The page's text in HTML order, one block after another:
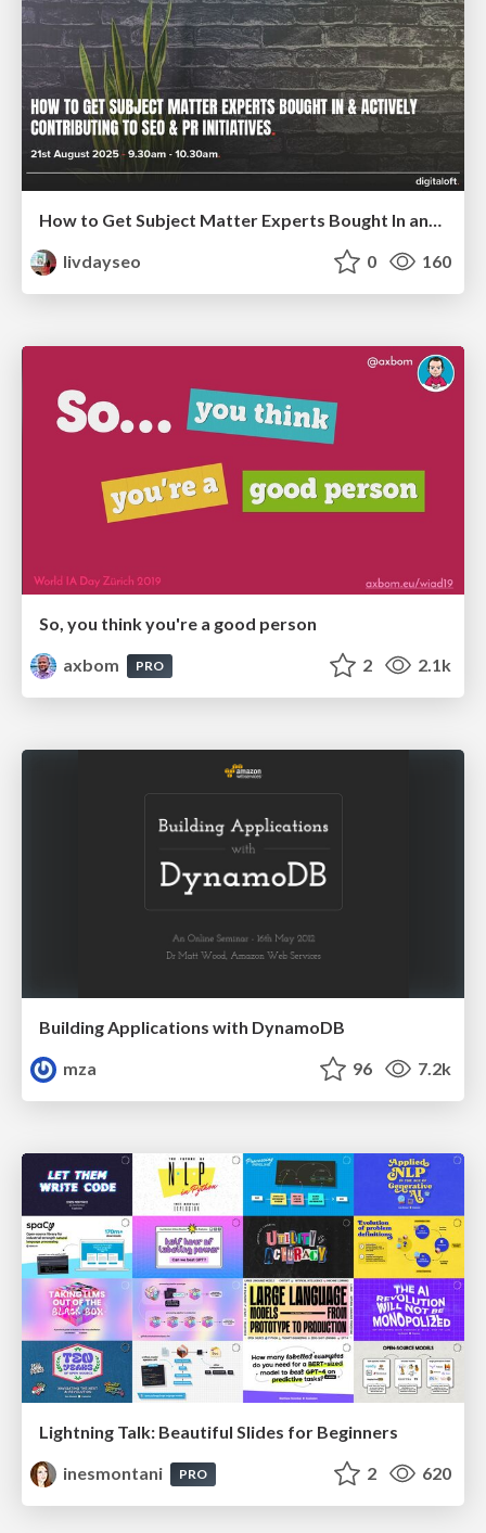
livdayseo
0 160
So, you think you're a good person
axbom
PRO 2 2.1k
Building Applications with DynamoDB
mza
96 7.2k
Lightning Talk: Beautiful Slides for Beginners
inesmontani
PRO 2 620